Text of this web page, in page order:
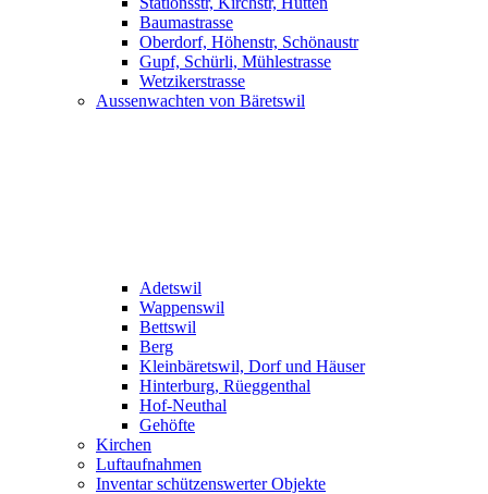
Baumastrasse
Oberdorf, Höhenstr, Schönaustr
Gupf, Schürli, Mühlestrasse
Wetzikerstrasse
Aussenwachten von Bäretswil
Adetswil
Wappenswil
Bettswil
Berg
Kleinbäretswil, Dorf und Häuser
Hinterburg, Rüeggenthal
Hof-Neuthal
Gehöfte
Kirchen
Luftaufnahmen
Inventar schützenswerter Objekte